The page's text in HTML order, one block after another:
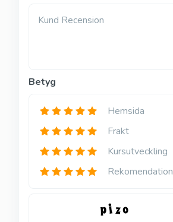
Kund Recension
Betyg
Hemsida
Frakt
Kursutveckling
Rekomendation